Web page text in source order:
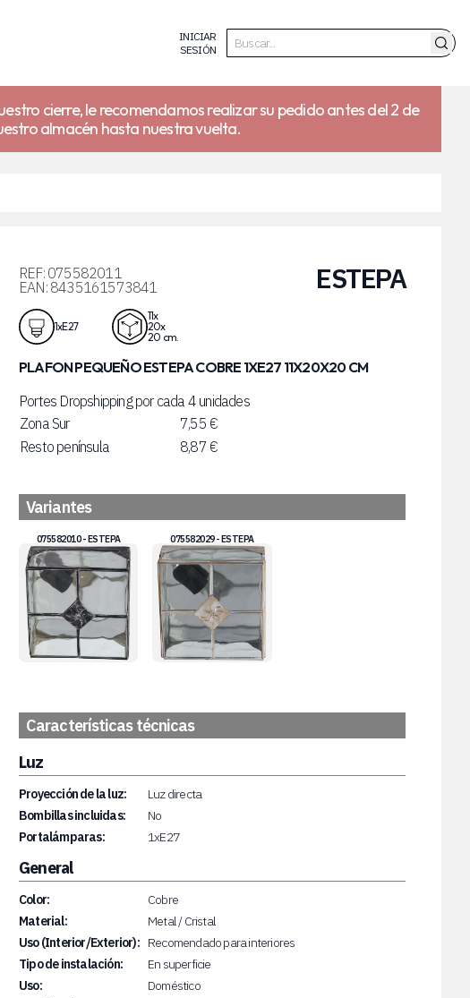
INICIAR
SESIÓN
cierre, le recomendamos realizar su pedido antes del 2 de
almacén hasta nuestra vuelta.
ESTEPA
REF: 075582011
EAN: 8435161573841
1xE27
11x
20x
20 cm.
PLAFON PEQUEÑO ESTEPA COBRE 1XE27 11X20X20 CM
Portes Dropshipping por cada 4 unidades
Zona Sur
7,55 €
Resto península
8,87 €
Variantes
075582010 - ESTEPA 075582029 - ESTEPA
Características técnicas
Luz
Proyección de la luz:
Luz directa
Bombillas incluidas:
No
Portalámparas:
1xE27
General
Color:
Cobre
Material:
Metal / Cristal
Uso (Interior/Exterior): Recomendado para interiores
Tipo de instalación:
En superficie
Uso:
Doméstico